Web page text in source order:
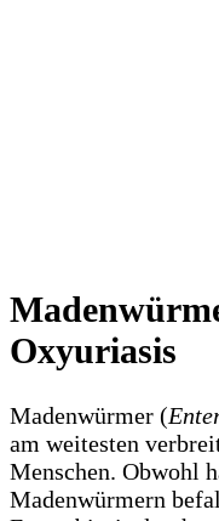
Oxyuriasis
Madenwürmer (
am weitesten
Menschen. Obwohl
Madenwürmern